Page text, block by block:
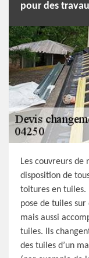
pour des
Les couvreurs de
disposition de
toitures en tuiles.
pose de tuiles
mais aussi
tuiles. Ils
des tuiles d’un